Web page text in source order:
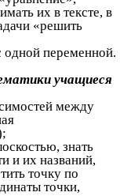
их в тексте, в
«решить
переменной.
учащиеся
между
знать
и их названий,
точку по
точки,